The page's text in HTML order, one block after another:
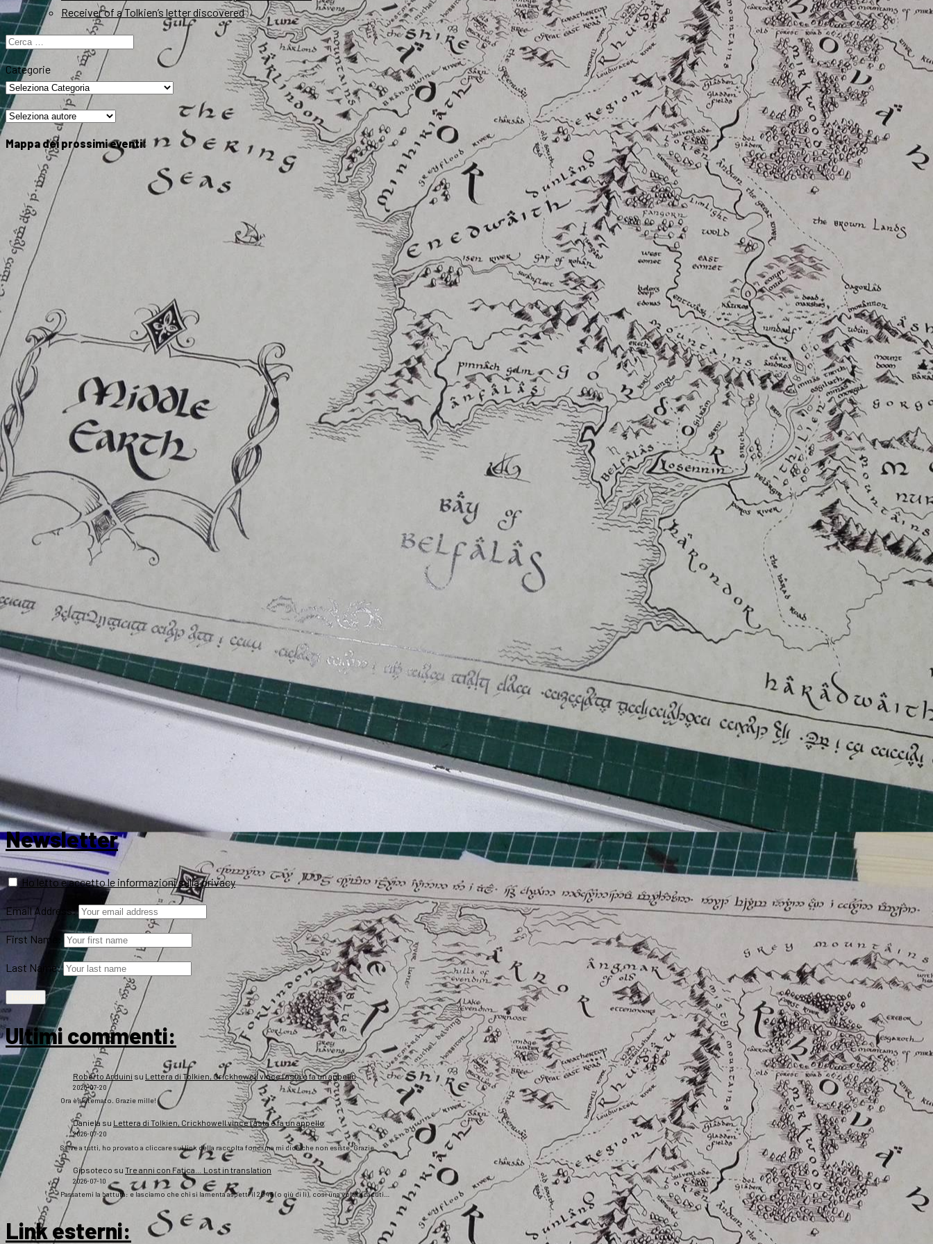
Receiver of a Tolkien’s letter discovered
Ricerca
per:
Categorie
Mappa dei prossimi eventi:
Newsletter
Ho letto e accetto le informazioni sulla privacy
Email Address:
First Name:
Last Name:
Ultimi commenti:
Roberto Arduini su Lettera di Tolkien, Crickhowell vince l’asta e fa un appello
2026-07-20
Ora è sistemato. Grazie mille!
Daniela su Lettera di Tolkien, Crickhowell vince l’asta e fa un appello
2026-07-20
Salve a tutti, ho provato a cliccare sul link della raccolta fondi ma mi dice che non esiste. Grazie
Gipsoteco su Tre anni con Fatica… Lost in translation
2026-07-10
Passatemi la battuta: e lasciamo che chi si lamenta aspetti il 2043 (o giù di lì), così una volta scaduti…
Link esterni: